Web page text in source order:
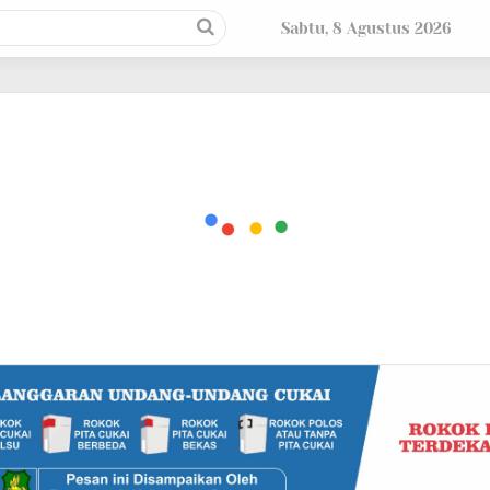
Sabtu, 8 Agustus 2026